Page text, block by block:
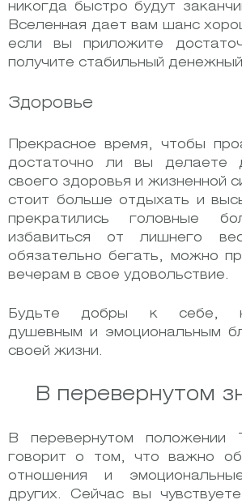
никогда быстро будут
Вселенная дает вам шанс
если вы приложите
получите стабильный
Здоровье
Прекрасное время, чтобы
достаточно ли вы делаете
своего здоровья и жизненной
стоит больше отдыхать и
прекратились головные
избавиться от лишнего
обязательно бегать, можно
вечерам в свое удовольствие.
Будьте добры к себе,
душевным и эмоциональным
своей жизни.
В перевернутом
В перевернутом положении
говорит о том, что важно
отношения и
других. Сейчас вы